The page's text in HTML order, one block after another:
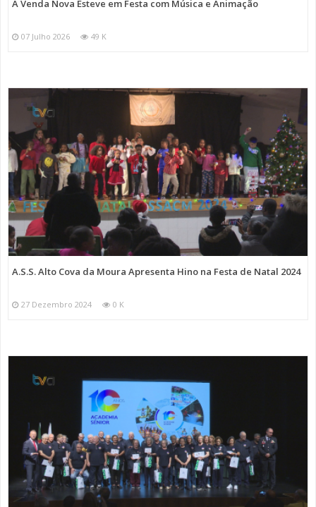
A Venda Nova Esteve em Festa com Música e Animação
07 Julho 2026 49 K
A.S.S. Alto Cova da Moura Apresenta Hino na Festa de Natal 2024
27 Dezembro 2024 0 K